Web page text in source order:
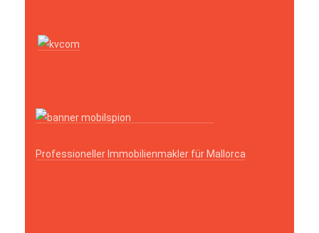
Professioneller Immobilienmakler für Mallorca